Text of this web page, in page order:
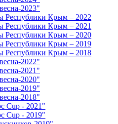
2023"
Республики Крым – 2022
Республики Крым – 2021
Республики Крым – 2020
Республики Крым – 2019
Республики Крым – 2018
2022"
2021"
2020"
2019"
2018"
Cup - 2021"
Cup - 2019"